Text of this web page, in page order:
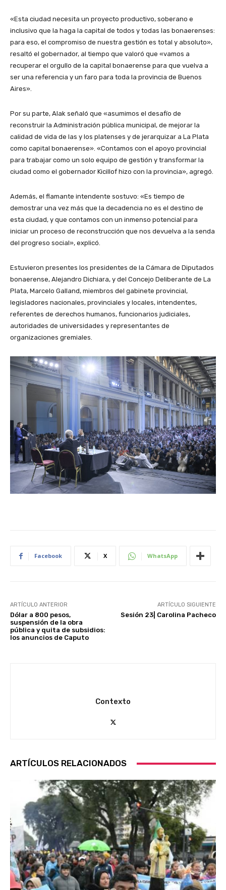
«Esta ciudad necesita un proyecto productivo, soberano e
inclusivo que la haga la capital de todos y todas las bonaerenses:
para eso, el compromiso de nuestra gestión es total y absoluto»,
resaltó el gobernador, al tiempo que valoró que «vamos a
recuperar el orgullo de la capital bonaerense para que vuelva a
ser una referencia y un faro para toda la provincia de Buenos
Aires».
Por su parte, Alak señaló que «asumimos el desafío de
reconstruir la Administración pública municipal, de mejorar la
calidad de vida de las y los platenses y de jerarquizar a La Plata
como capital bonaerense». «Contamos con el apoyo provincial
para trabajar como un solo equipo de gestión y transformar la
ciudad como el gobernador Kicillof hizo con la provincia», agregó.
Además, el flamante intendente sostuvo: «Es tiempo de
demostrar una vez más que la decadencia no es el destino de
esta ciudad, y que contamos con un inmenso potencial para
iniciar un proceso de reconstrucción que nos devuelva a la senda
del progreso social», explicó.
Estuvieron presentes los presidentes de la Cámara de Diputados
bonaerense, Alejandro Dichiara, y del Concejo Deliberante de La
Plata, Marcelo Galland, miembros del gabinete provincial,
legisladores nacionales, provinciales y locales, intendentes,
referentes de derechos humanos, funcionarios judiciales,
autoridades de universidades y representantes de
organizaciones gremiales.
Facebook X WhatsApp
ARTÍCULO ANTERIOR
Dólar a 800 pesos,
suspensión de la obra
pública y quita de subsidios:
los anuncios de Caputo
ARTÍCULO SIGUIENTE
Sesión 23| Carolina Pacheco
Contexto
ARTÍCULOS RELACIONADOS